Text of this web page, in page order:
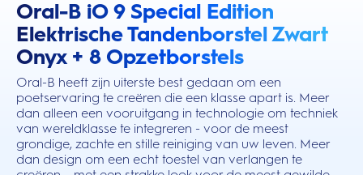
Oral-B iO 9 Special Edition
Elektrische Tandenborstel Zwart
Onyx + 8 Opzetborstels
Oral-B heeft zijn uiterste best gedaan om een
poetservaring te creëren die een klasse apart is. Meer
dan alleen een vooruitgang in technologie om techniek
van wereldklasse te integreren - voor de meest
grondige, zachte en stille reiniging van uw leven. Meer
dan design om een echt toestel van verlangen te
this action will scroll you to the reviews section